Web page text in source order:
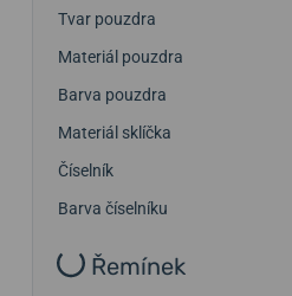
Tvar pouzdra
Materiál pouzdra
Barva pouzdra
Materiál sklíčka
Číselník
Barva číselníku
Řemínek